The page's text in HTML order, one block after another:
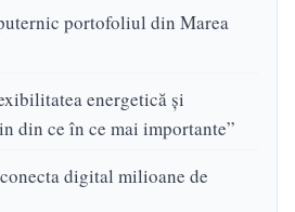
portofoliul din Marea
energetică și
din ce în ce mai importante”
digital milioane de